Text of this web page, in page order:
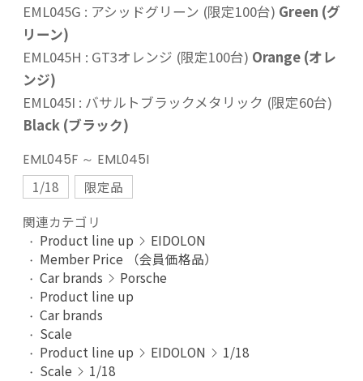
EML045G : アシッドグリーン (限定100台) Green (グ
リーン)
EML045H : GT3オレンジ (限定100台) Orange (オレ
ンジ)
EML045I : バサルトブラックメタリック (限定60台)
Black (ブラック)
EML045F ～ EML045I
1/18
限定品
関連カテゴリ
Product line up
EIDOLON
Member Price （会員価格品）
Car brands
Porsche
Product line up
Car brands
Scale
Product line up
EIDOLON
1/18
Scale
1/18